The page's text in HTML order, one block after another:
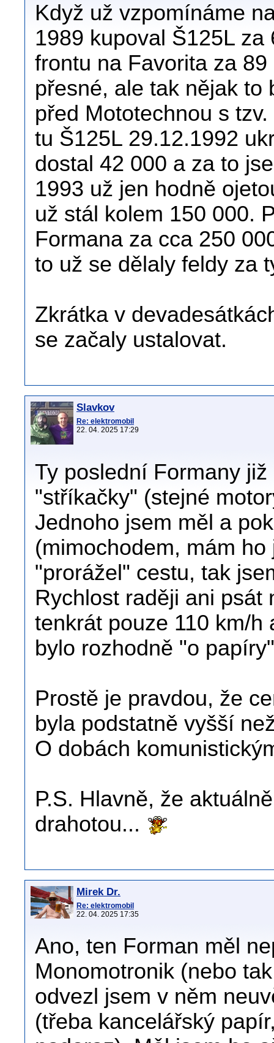
Když už vzpomínáme
1989 kupoval Š125L
frontu na Favorita za
přesné, ale tak nějak to
před Mototechnou s
tu Š125L 29.12.1992
dostal 42 000 a za to
1993 už jen hodně
už stál kolem 150 000.
Formana za cca 250
to už se dělaly feldy za
Zkrátka v
se začaly ustalovat.
Slavkov
Re: elektromobil
22. 04. 2025 17:29
Ty poslední Formany
"stříkačky" (stejné
Jednoho jsem měl a
(mimochodem, mám
"prorážel" cestu, tak
Rychlost raději ani
tenkrát pouze 110 km/
bylo rozhodně "o
Prostě je pravdou, že
byla podstatně vyšší
O dobách
P.S. Hlavně, že
drahotou...
Mirek Dr.
Re: elektromobil
22. 04. 2025 17:35
Ano, ten Forman měl
Monomotronik (nebo
odvezl jsem v něm
(třeba kancelářský